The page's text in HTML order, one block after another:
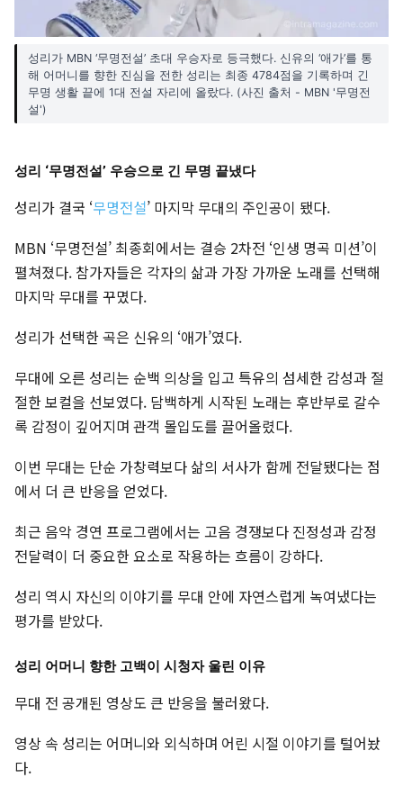
성리가 MBN ‘무명전설’ 초대 우승자로 등극했다. 신유의 ‘애가’를 통
해 어머니를 향한 진심을 전한 성리는 최종 4784점을 기록하며 긴
무명 생활 끝에 1대 전설 자리에 올랐다. (사진 출처 - MBN '무명전
설')
성리 ‘무명전설’ 우승으로 긴 무명 끝냈다
성리가 결국 ‘무명전설’ 마지막 무대의 주인공이 됐다.
MBN ‘무명전설’ 최종회에서는 결승 2차전 ‘인생 명곡 미션’이
펼쳐졌다. 참가자들은 각자의 삶과 가장 가까운 노래를 선택해
마지막 무대를 꾸몄다.
성리가 선택한 곡은 신유의 ‘애가’였다.
무대에 오른 성리는 순백 의상을 입고 특유의 섬세한 감성과 절
절한 보컬을 선보였다. 담백하게 시작된 노래는 후반부로 갈수
록 감정이 깊어지며 관객 몰입도를 끌어올렸다.
이번 무대는 단순 가창력보다 삶의 서사가 함께 전달됐다는 점
에서 더 큰 반응을 얻었다.
최근 음악 경연 프로그램에서는 고음 경쟁보다 진정성과 감정
전달력이 더 중요한 요소로 작용하는 흐름이 강하다.
성리 역시 자신의 이야기를 무대 안에 자연스럽게 녹여냈다는
평가를 받았다.
성리 어머니 향한 고백이 시청자 울린 이유
무대 전 공개된 영상도 큰 반응을 불러왔다.
영상 속 성리는 어머니와 외식하며 어린 시절 이야기를 털어놨
다.